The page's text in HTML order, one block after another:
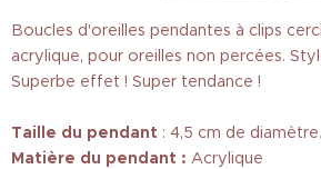
Boucles d'oreilles pendantes à clips
acrylique, pour oreilles non percées.
Superbe effet ! Super tendance !
Taille du pendant : 4,5 cm de diamètre.
Matière du pendant : Acrylique